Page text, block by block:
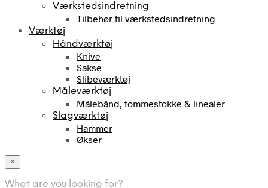
Værkstedsindretning
Tilbehør til værkstedsindretning
Værktøj
Håndværktøj
Knive
Sakse
Slibeværktøj
Måleværktøj
Målebånd, tommestokke & linealer
Slagværktøj
Hammer
Økser
×
What are you looking for?